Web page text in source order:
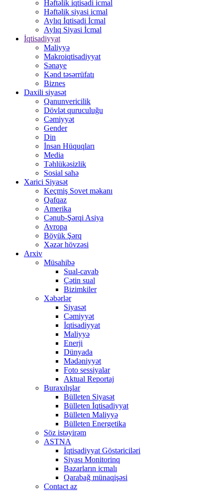
Həftəlik iqtisadi icmal
Həftəlik siyasi icmal
Aylıq İqtisadi İcmal
Aylıq Siyasi İcmal
İqtisadiyyat
Maliyyə
Makroiqtisadiyyat
Sənaye
Kənd təsərrüfatı
Biznes
Daxili siyasət
Qanunvericilik
Dövlət quruculuğu
Cəmiyyət
Gender
Din
İnsan Hüquqları
Media
Təhlükəsizlik
Sosial sahə
Xarici Siyasət
Keçmiş Sovet məkanı
Qafqaz
Amerika
Cənub-Şərqi Asiya
Avropa
Böyük Şərq
Xəzər hövzəsi
Arxiv
Müsahibə
Sual-cavab
Çətin sual
Bizimkiler
Xəbərlər
Siyasət
Cəmiyyət
İqtisadiyyat
Maliyyə
Enerji
Dünyada
Mədəniyyət
Foto sessiyalar
Aktual Reportaj
Buraxılışlar
Bülleten Siyasət
Bülleten İqtisadiyyat
Bülleten Maliyyə
Bülleten Energetika
Söz istəyirəm
ASTNA
İqtisadiyyat Göstəriciləri
Siyası Monitorinq
Bazarların icmalı
Qarabağ münaqişəsi
Contact az